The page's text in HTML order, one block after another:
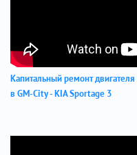
Капитальный ремонт двигателя
в GM-City - KIA Sportage 3